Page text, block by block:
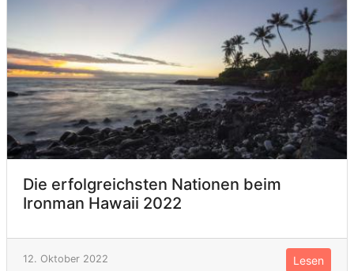
Die erfolgreichsten Nationen beim
Ironman Hawaii 2022
12. Oktober 2022 Lesen